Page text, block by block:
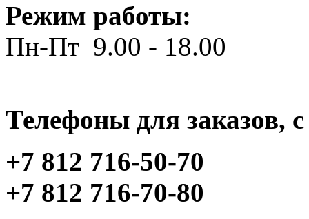
Режим работы:
Пн-Пт 9.00 - 18.00
Телефоны для заказов,
+7 812 716-50-70
+7 812 716-70-80